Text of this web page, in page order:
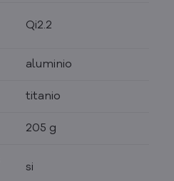
Qi2.2
aluminio
titanio
205 g
si